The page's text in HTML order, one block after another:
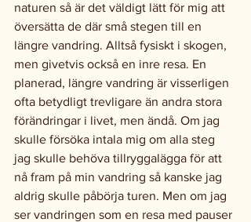
naturen så är det väldigt lätt för mig att
översätta de där små stegen till en
längre vandring. Alltså fysiskt i skogen,
men givetvis också en inre resa. En
planerad, längre vandring är visserligen
ofta betydligt trevligare än andra stora
förändringar i livet, men ändå. Om jag
skulle försöka intala mig om alla steg
jag skulle behöva tillryggalägga för att
nå fram på min vandring så kanske jag
aldrig skulle påbörja turen. Men om jag
ser vandringen som en resa med pauser